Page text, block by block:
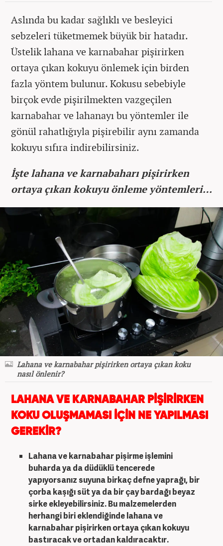
Aslında bu kadar sağlıklı ve besleyici
sebzeleri tüketmemek büyük bir hatadır.
Üstelik lahana ve karnabahar pişirirken
ortaya çıkan kokuyu önlemek için birden
fazla yöntem bulunur. Kokusu sebebiyle
birçok evde pişirilmekten vazgeçilen
karnabahar ve lahanayı bu yöntemler ile
gönül rahatlığıyla pişirebilir aynı zamanda
kokuyu sıfıra indirebilirsiniz.
İşte lahana ve karnabaharı pişirirken
ortaya çıkan kokuyu önleme yöntemleri…
Lahana ve karnabahar pişirirken ortaya çıkan koku
nasıl önlenir?
LAHANA VE KARNABAHAR PİŞİRİRKEN
KOKU OLUŞMAMASI İÇİN NE YAPILMASI
GEREKİR?
Lahana ve karnabahar pişirme işlemini
buharda ya da düdüklü tencerede
yapıyorsanız suyuna birkaç defne yaprağı, bir
çorba kaşığı süt ya da bir çay bardağı beyaz
sirke ekleyebilirsiniz. Bu malzemelerden
herhangi biri eklendiğinde lahana ve
karnabahar pişirirken ortaya çıkan kokuyu
bastıracak ve ortadan kaldıracaktır.